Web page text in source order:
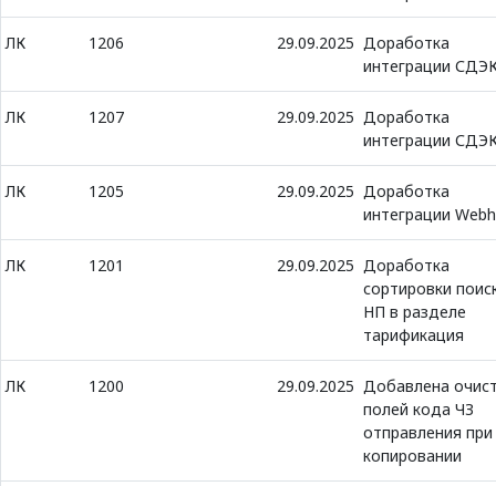
ЛК 1206 29.09.2025 Доработка
интеграции
ЛК 1207 29.09.2025 Доработка
интеграции
ЛК 1205 29.09.2025 Доработка
интеграции
ЛК 1201 29.09.2025 Доработка
сортировки
НП в разделе
тарификация
ЛК 1200 29.09.2025 Добавлена
полей кода ЧЗ
отправления при
копировании